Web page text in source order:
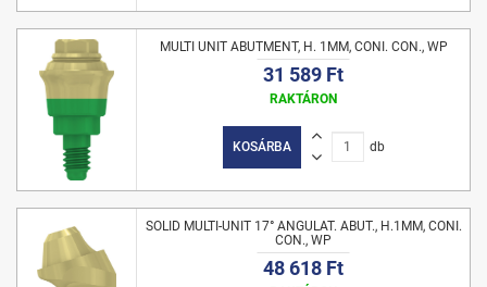
MULTI UNIT ABUTMENT, H. 1MM, CONI. CON., WP
31 589 Ft
RAKTÁRON
KOSÁRBA db
SOLID MULTI-UNIT 17° ANGULAT. ABUT., H.1MM, CONI.
CON., WP
48 618 Ft